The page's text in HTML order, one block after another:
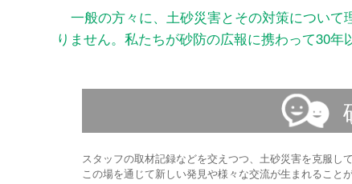
一般の方々に、土砂災害とその対策につい
りません。私たちが砂防の広報に携わって30
スタッフの取材記録などを交えつつ、土砂災害を克服し
この場を通じて新しい発見や様々な交流が生まれること